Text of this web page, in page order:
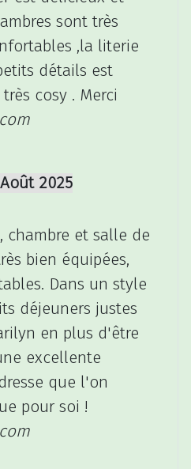
sont très
,la literie
détails est
cosy . Merci
2025
chambre et salle de
bien équipées,
Dans un style
déjeuners justes
en plus d'être
excellente
que l'on
pour soi !